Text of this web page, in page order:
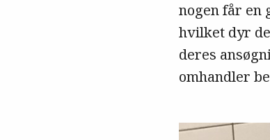
nogen får en
hvilket dyr
deres
omhandler